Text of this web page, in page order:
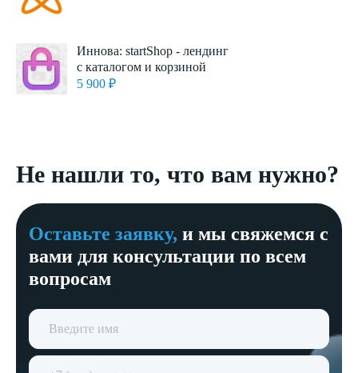
Иннова: startShop - лендинг
с каталогом и корзиной
5 900 ₽
Не нашли то, что вам нужно?
Оставьте заявку, и мы свяжемся с
вами для консультации по всем
вопросам